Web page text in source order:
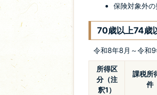
保険対象外
70歳以上74歳
令和8年8月～令和9
所得区
分（注
釈1）
課税所
件